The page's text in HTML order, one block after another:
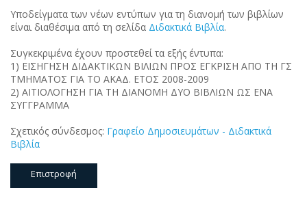
Υποδείγματα των νέων εντύπων για τη διανομή των βιβλίων
είναι διαθέσιμα από τη σελίδα Διδακτικά Βιβλία.
Συγκεκριμένα έχουν προστεθεί τα εξής έντυπα:
1) ΕΙΣΗΓΗΣΗ ΔΙΔΑΚΤΙΚΩΝ ΒΙΛΙΩΝ ΠΡΟΣ ΕΓΚΡΙΣΗ ΑΠΟ ΤΗ ΓΣ
ΤΜΗΜΑΤΟΣ ΓΙΑ ΤΟ ΑΚΑΔ. ΕΤΟΣ 2008-2009
2) ΑΙΤΙΟΛΟΓΗΣΗ ΓΙΑ ΤΗ ΔΙΑΝΟΜΗ ΔΥΟ ΒΙΒΛΙΩΝ ΩΣ ΕΝΑ
ΣΥΓΓΡΑΜΜΑ
Σχετικός σύνδεσμος: Γραφείο Δημοσιευμάτων - Διδακτικά
Βιβλία
Επιστροφή